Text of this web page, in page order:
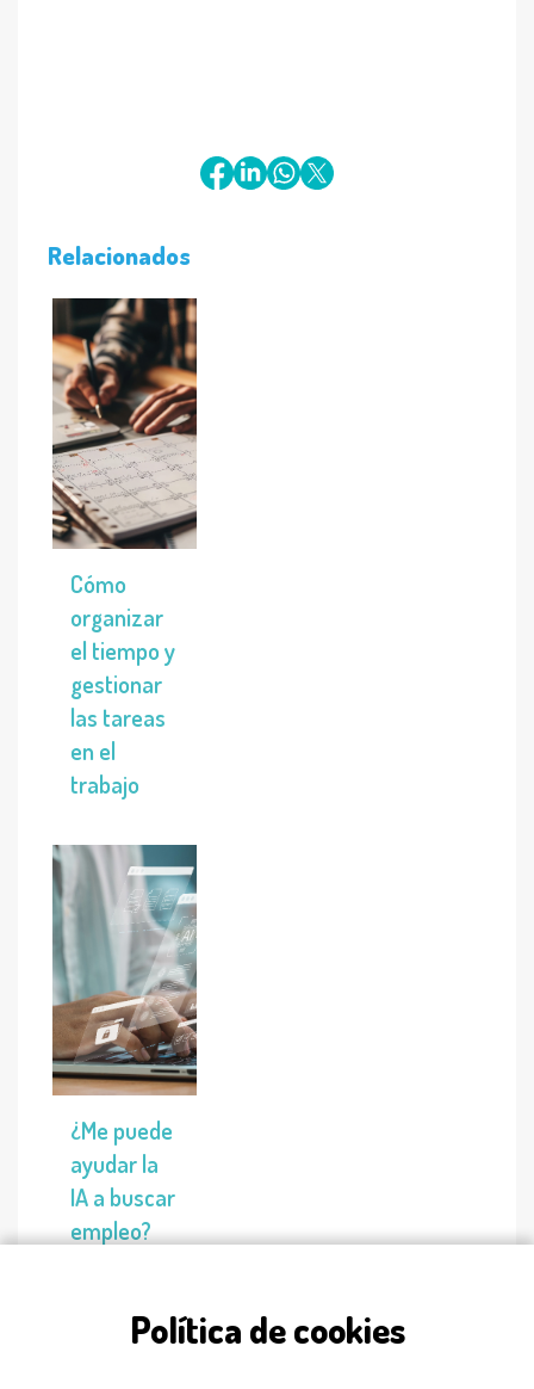
Relacionados
Cómo
organizar
el tiempo y
gestionar
las tareas
en el
trabajo
¿Me puede
ayudar la
IA a buscar
empleo?
usarla paraPolítica de cookies